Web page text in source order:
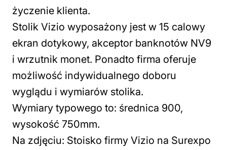
życzenie klienta.
Stolik Vizio wyposażony jest w 15 calowy
ekran dotykowy, akceptor banknotów NV9
i wrzutnik monet. Ponadto firma oferuje
możliwość indywidualnego doboru
wyglądu i wymiarów stolika.
Wymiary typowego to: średnica 900,
wysokość 750mm.
Na zdjęciu: Stoisko firmy Vizio na Surexpo